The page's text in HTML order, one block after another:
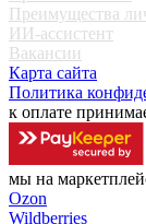
Преимущества
ИИ-ассистент
Вакансии
Карта сайта
Политика
к оплате
мы на
Ozon
Wildberries